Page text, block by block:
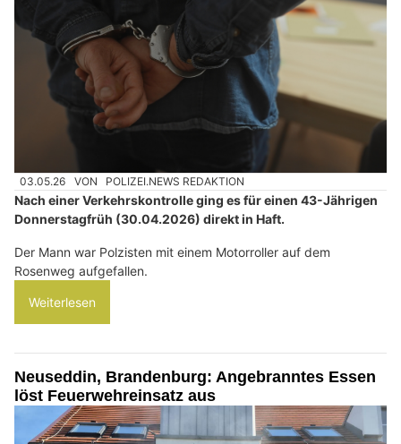
03.05.26 VON POLIZEI.NEWS REDAKTION
Nach einer Verkehrskontrolle ging es für einen 43-Jährigen
Donnerstagfrüh (30.04.2026) direkt in Haft.
Der Mann war Polzisten mit einem Motorroller auf dem
Rosenweg aufgefallen.
Weiterlesen
Neuseddin, Brandenburg: Angebranntes Essen
löst Feuerwehreinsatz aus